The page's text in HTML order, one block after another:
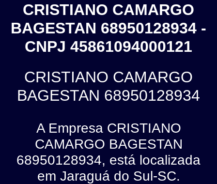
CRISTIANO CAMARGO
BAGESTAN 68950128934 -
CNPJ 45861094000121
CRISTIANO CAMARGO
BAGESTAN 68950128934
A Empresa CRISTIANO
CAMARGO BAGESTAN
68950128934, está localizada
em Jaraguá do Sul-SC.